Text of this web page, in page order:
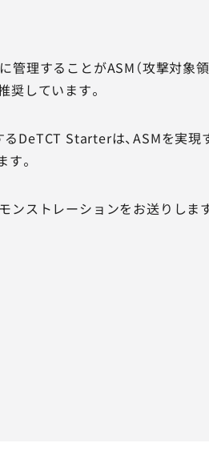
理することがASM（攻撃対象
奨しています。
DeTCT Starterは、ASMを実現
。
ストレーションをお送りします